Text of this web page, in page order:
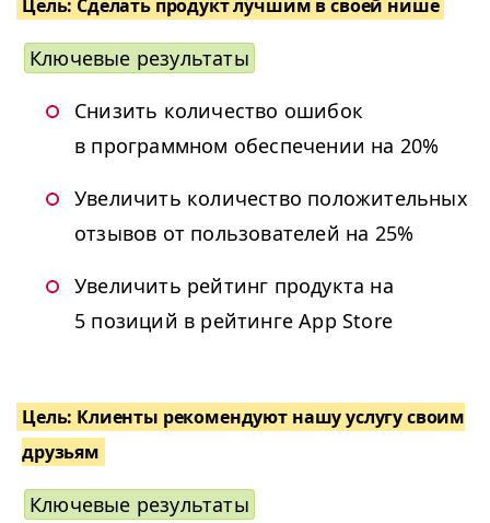
Цель: Сделать продукт лучшим в своей нише
Ключевые результаты
Снизить количество ошибок
в программном обеспечении на 20%
Увеличить количество положительных
отзывов от пользователей на 25%
Увеличить рейтинг продукта на
5 позиций в рейтинге App Store
Цель: Клиенты рекомендуют нашу услугу своим
друзьям
Ключевые результаты